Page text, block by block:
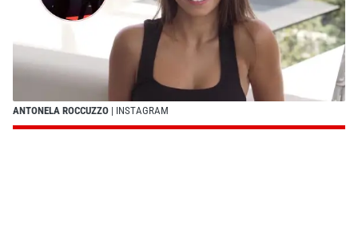
ANTONELA ROCCUZZO | INSTAGRAM